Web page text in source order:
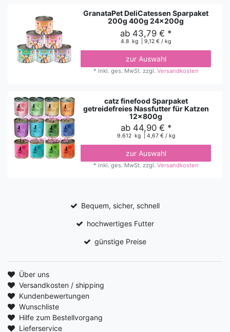
GranataPet DeliCatessen Sparpaket
200g 400g 24x200g
ab 43,79 € *
4.8 kg | 9,12 € / kg
zur Auswahl
* inkl. ges. MwSt. zzgl. Versandkosten
catz finefood Sparpaket
getreidefreies Nassfutter für Katzen
12x800g
ab 44,90 € *
9.612 kg | 4,67 € / kg
zur Auswahl
* inkl. ges. MwSt. zzgl. Versandkosten
Bequem, sicher, schnell
hochwertiges Futter
günstige Preise
Über uns
Versandkosten / shipping
Kundenbewertungen
Wunschliste
Hilfe zum Bestellvorgang
Lieferservice